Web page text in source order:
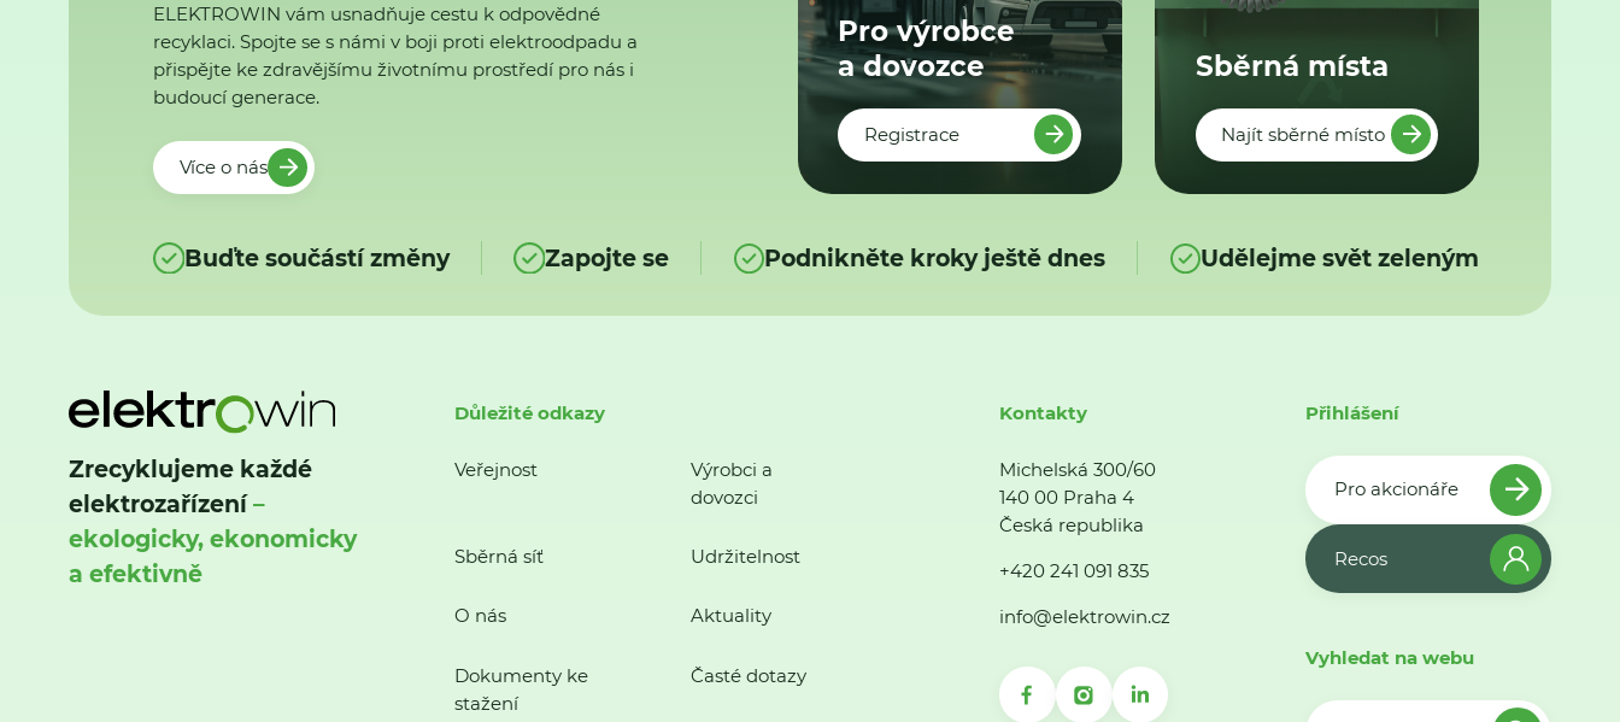
ELEKTROWIN vám usnadňuje cestu k odpovědné
recyklaci. Spojte se s námi v boji proti elektroodpadu a
přispějte ke zdravějšímu životnímu prostředí pro nás i
budoucí generace.
Více o nás
Pro výrobce
a dovozce
Registrace
Sběrná místa
Najít sběrné místo
Buďte součástí změny Zapojte se Podnikněte kroky ještě dnes Udělejme svět zeleným
Zrecyklujeme každé
elektrozařízení–
ekologicky, ekonomicky
a efektivně
Důležité odkazy
Veřejnost
Výrobci a
dovozci
Sběrná síť Udržitelnost
O nás Aktuality
Dokumenty ke
stažení
Časté dotazy
Kontakty
Michelská 300/60
140 00 Praha 4
Česká republika
+420 241 091 835
info@elektrowin.cz
Přihlášení
Pro akcionáře
Recos
Vyhledat na webu